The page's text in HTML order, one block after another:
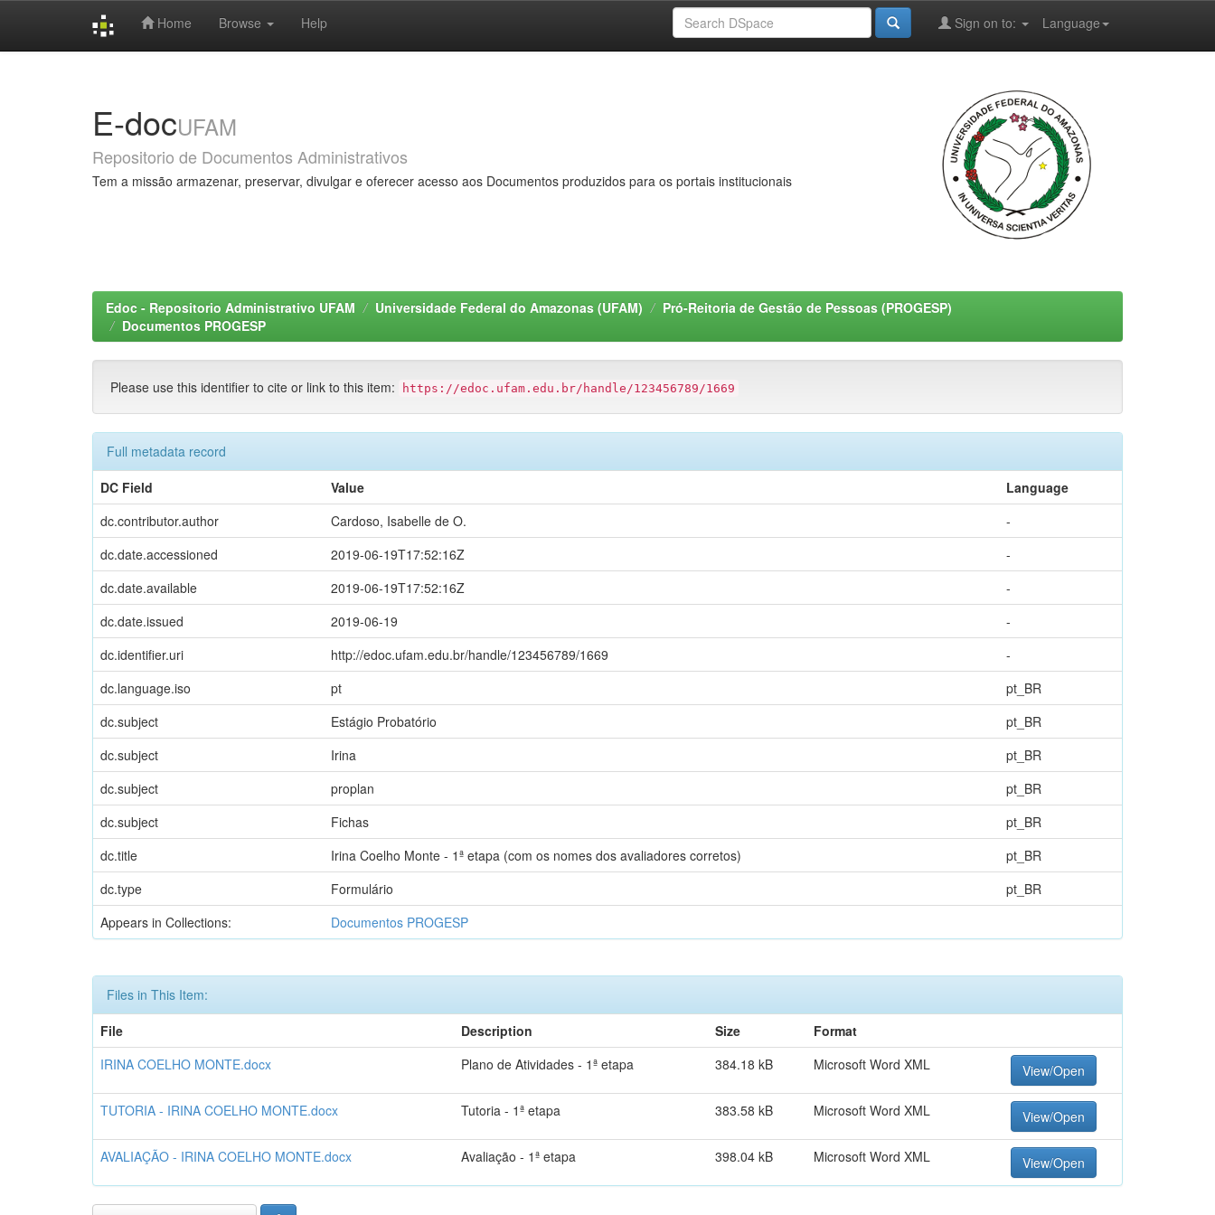
Home Browse Help Language
Sign on to:
E-docUFAM
Repositorio de Documentos Administrativos
Tem a missão armazenar, preservar, divulgar e oferecer acesso aos Documentos produzidos para os portais institucionais
Edoc - Repositorio Administrativo UFAM Universidade Federal do Amazonas (UFAM)
Pró-Reitoria de Gestão de Pessoas (PROGESP)
Documentos PROGESP
Please use this identifier to cite or link to this item: https://edoc.ufam.edu.br/handle/123456789/1669
Full metadata record
DC Field
Value
Language
dc.contributor.author
Cardoso, Isabelle de O.
-
dc.date.accessioned
2019-06-19T17:52:16Z
-
dc.date.available
2019-06-19T17:52:16Z
-
dc.date.issued
2019-06-19
-
dc.identifier.uri
http://edoc.ufam.edu.br/handle/123456789/1669
-
dc.language.iso
pt
pt_BR
dc.subject
Estágio Probatório
pt_BR
dc.subject
Irina
pt_BR
dc.subject
proplan
pt_BR
dc.subject
Fichas
pt_BR
dc.title
Irina Coelho Monte - 1ª etapa (com os nomes dos avaliadores corretos)
pt_BR
dc.type
Formulário
pt_BR
Appears in Collections:
Documentos PROGESP
Files in This Item:
File
Description Size
Format
IRINA COELHO MONTE.docx
Plano de Atividades - 1ª etapa 384.18 kB Microsoft Word XML View/Open
TUTORIA - IRINA COELHO MONTE.docx Tutoria - 1ª etapa 383.58 kB Microsoft Word XML View/Open
AVALIAÇÃO - IRINA COELHO MONTE.docx Avaliação - 1ª etapa 398.04 kB Microsoft Word XML View/Open